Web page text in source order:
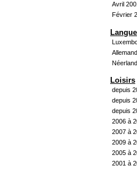
Avril
Février
Loisirs
depuis
depuis
depuis
2006 à
2007 à
2009 à
2005 à
2001 à